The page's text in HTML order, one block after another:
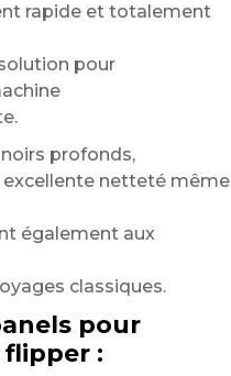
rapide et totalement
pour
profonds,
excellente netteté même
également aux
classiques.
pour
flipper :